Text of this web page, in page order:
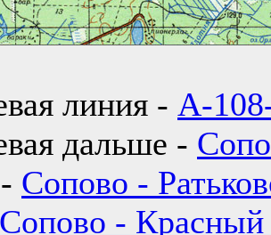
линия - А-
дальше -
Сопово -
Сопово - Красный